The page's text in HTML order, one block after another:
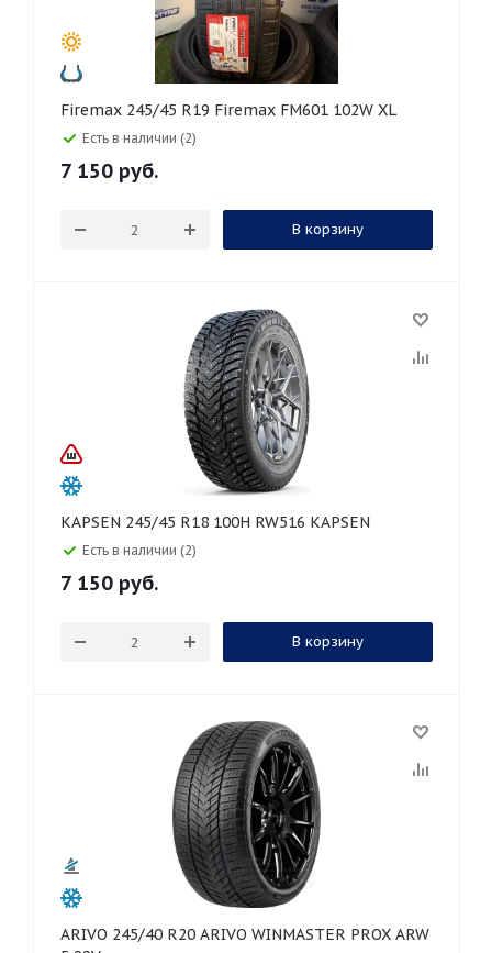
Firemax 245/45 R19 Firemax FM601 102W XL
Есть в наличии (2)
7 150 руб.
В корзину
KAPSEN 245/45 R18 100H RW516 KAPSEN
Есть в наличии (2)
7 150 руб.
В корзину
ARIVO 245/40 R20 ARIVO WINMASTER PROX ARW